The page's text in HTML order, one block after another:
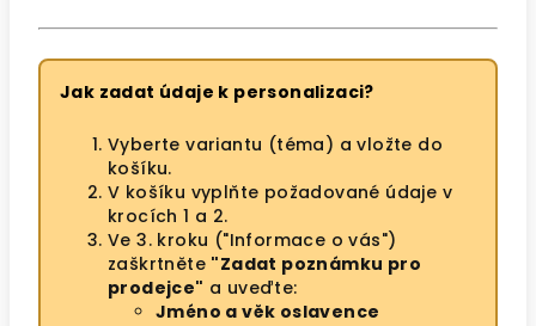
Jak zadat údaje k personalizaci?
Vyberte variantu (téma) a vložte do
košíku.
V košíku vyplňte požadované údaje v
krocích 1 a 2.
Ve 3. kroku ("Informace o vás")
zaškrtněte "Zadat poznámku pro
prodejce" a uveďte:
Jméno a věk oslavence